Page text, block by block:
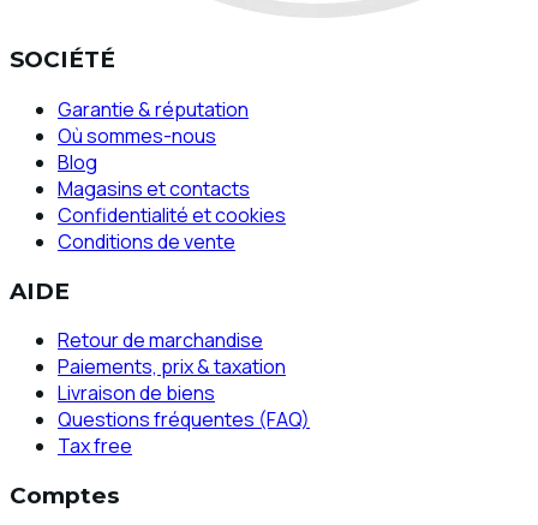
SOCIÉTÉ
Garantie & réputation
Où sommes-nous
Blog
Magasins et contacts
Confidentialité et cookies
Conditions de vente
AIDE
Retour de marchandise
Paiements, prix & taxation
Livraison de biens
Questions fréquentes (FAQ)
Tax free
Comptes